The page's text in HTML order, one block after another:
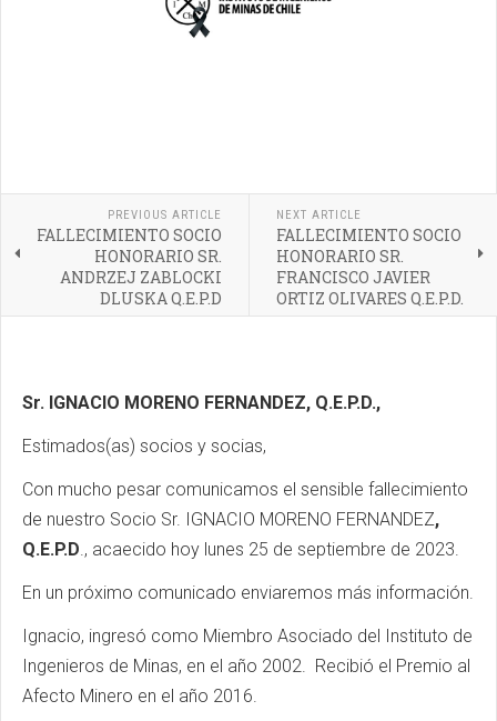
PREVIOUS ARTICLE
FALLECIMIENTO SOCIO
HONORARIO SR.
ANDRZEJ ZABLOCKI
DLUSKA Q.E.P.D
NEXT ARTICLE
FALLECIMIENTO SOCIO
HONORARIO SR.
FRANCISCO JAVIER
ORTIZ OLIVARES Q.E.P.D.
Sr. IGNACIO MORENO FERNANDEZ, Q.E.P.D.,
Estimados(as) socios y socias,
Con mucho pesar comunicamos el sensible fallecimiento
de nuestro Socio Sr. IGNACIO MORENO FERNANDEZ,
Q.E.P.D., acaecido hoy lunes 25 de septiembre de 2023.
En un próximo comunicado enviaremos más información.
Ignacio, ingresó como Miembro Asociado del Instituto de
Ingenieros de Minas, en el año 2002. Recibió el Premio al
Afecto Minero en el año 2016.